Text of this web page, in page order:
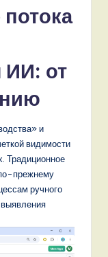
ИИ: от
и
видимости
Традиционное
прежнему
ручного
выявления